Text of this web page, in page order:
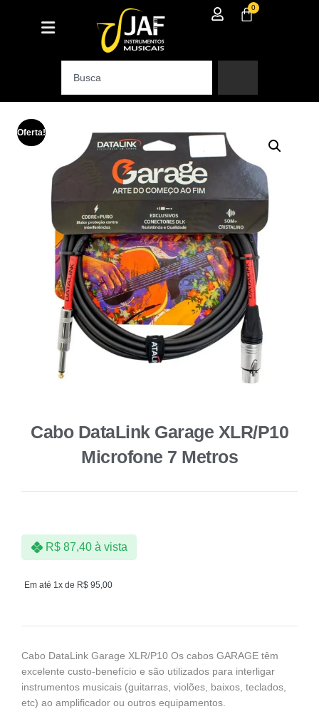
0
Oferta!
Cabo DataLink Garage XLR/P10
Microfone 7 Metros
Em até 1x de R$ 95,00
R$87,40 à vista
Cabo DataLink Garage XLR/P10 Os cabos GARAGE têm
excelente custo-benefício e são utilizados para interligar
instrumentos musicais (guitarras, violões, baixos, teclados,
etc) ao amplificador ou outros equipamentos.